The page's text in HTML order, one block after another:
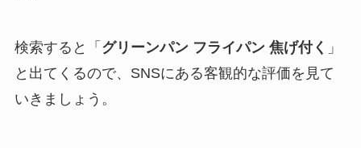
検索すると「 グリーンパン フライパン 焦げ付く 」
と出てくるので、SNSにある客観的な評価を見て
いきましょう。